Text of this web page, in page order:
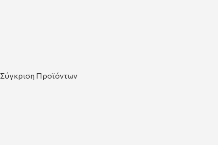
Σύγκριση Προϊόντων